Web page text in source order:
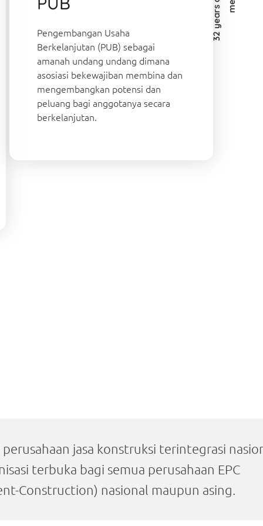
perusahaan jasa konstruksi terintegrasi
terbuka bagi semua perusahaan EPC
Construction) nasional maupun asing.
Pengembangan Usaha
Berkelanjutan (PUB) sebagai
amanah undang undang dimana
asosiasi bekewajiban membina dan
mengembangkan potensi dan
peluang bagi anggotanya secara
berkelanjutan.